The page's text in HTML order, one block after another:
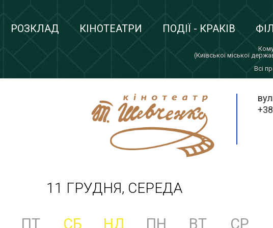
РОЗКЛАД КІНОТЕАТРИ ПОДІЇ - КРАКІВ
(Київської міської
Всi
11 ГРУДНЯ, СЕРЕДА
ПТ СБ НД ПН ВТ СР